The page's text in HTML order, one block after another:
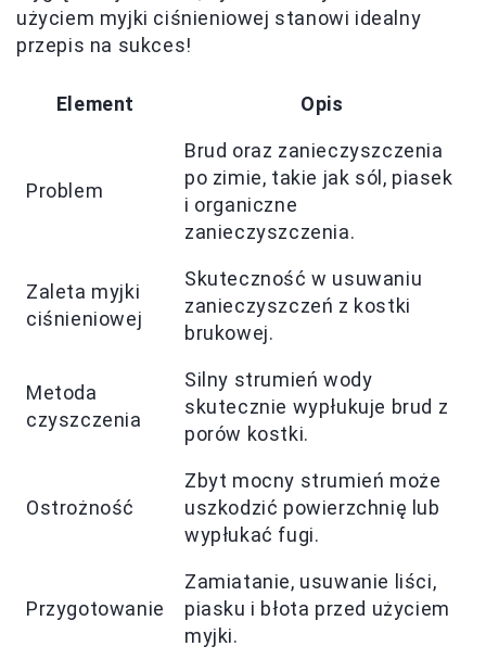
użyciem myjki ciśnieniowej stanowi idealny
przepis na sukces!
Element Opis
Problem
Brud oraz zanieczyszczenia
po zimie, takie jak sól, piasek
i organiczne
zanieczyszczenia.
Zaleta myjki
ciśnieniowej
Skuteczność w usuwaniu
zanieczyszczeń z kostki
brukowej.
Metoda
czyszczenia
Silny strumień wody
skutecznie wypłukuje brud z
porów kostki.
Ostrożność
Zbyt mocny strumień może
uszkodzić powierzchnię lub
wypłukać fugi.
Przygotowanie
Zamiatanie, usuwanie liści,
piasku i błota przed użyciem
myjki.